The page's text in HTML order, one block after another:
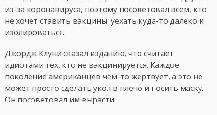
из-за коронавируса, поэтому посоветовал всем, кто
не хочет ставить вакцины, уехать куда-то далеко и
изолироваться.
Джордж Клуни сказал изданию, что считает
идиотами тех, кто не вакцинируется. Каждое
поколение американцев чем-то жертвует, а это не
может просто сделать укол в плечо и носить маску.
Он посоветовал им вырасти.